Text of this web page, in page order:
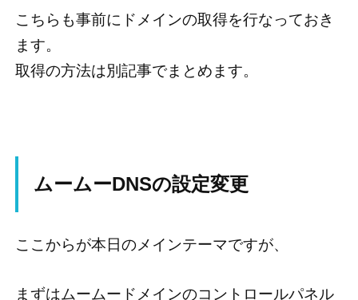
こちらも事前にドメインの取得を行なっておき
ます。
取得の方法は別記事でまとめます。
ムームーDNSの設定変更
ここからが本日のメインテーマですが、
まずはムームードメインのコントロールパネル